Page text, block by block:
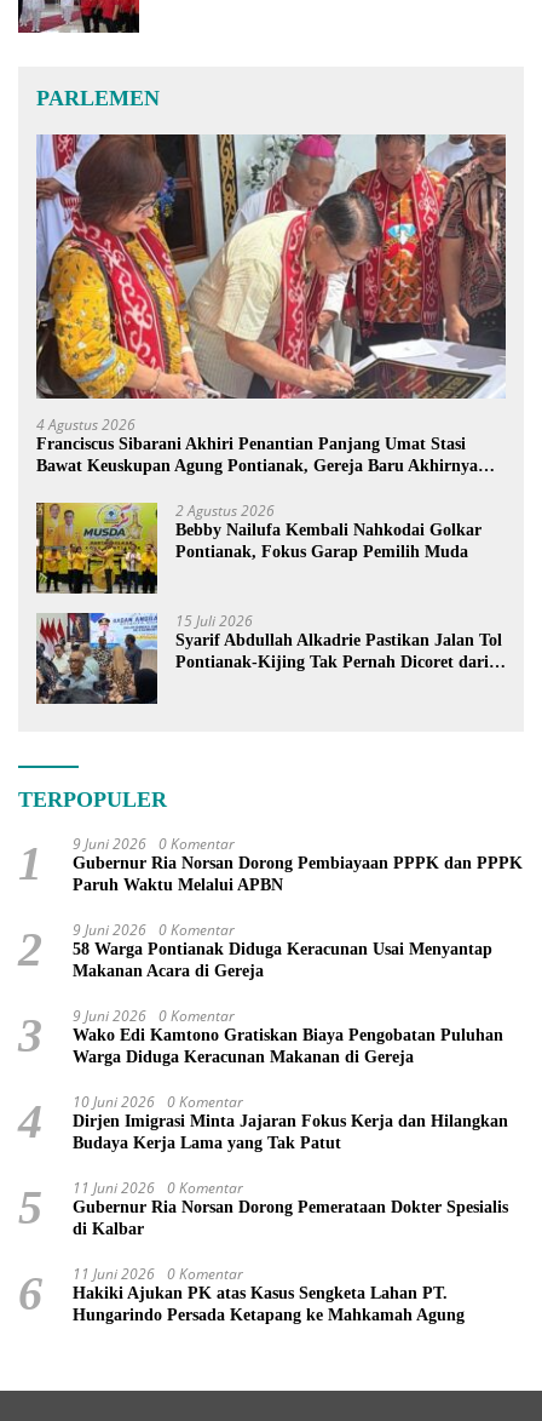
PARLEMEN
4 Agustus 2026
Franciscus Sibarani Akhiri Penantian Panjang Umat Stasi
Bawat Keuskupan Agung Pontianak, Gereja Baru Akhirnya
2 Agustus 2026
Bebby Nailufa Kembali Nahkodai Golkar
Pontianak, Fokus Garap Pemilih Muda
15 Juli 2026
Syarif Abdullah Alkadrie Pastikan Jalan Tol
Pontianak-Kijing Tak Pernah Dicoret dari
TERPOPULER
1 9 Juni 2026 0 Komentar
Gubernur Ria Norsan Dorong Pembiayaan PPPK dan PPPK
Paruh Waktu Melalui APBN
2 9 Juni 2026 0 Komentar
58 Warga Pontianak Diduga Keracunan Usai Menyantap
Makanan Acara di Gereja
3 9 Juni 2026 0 Komentar
Wako Edi Kamtono Gratiskan Biaya Pengobatan Puluhan
Warga Diduga Keracunan Makanan di Gereja
4 10 Juni 2026 0 Komentar
Dirjen Imigrasi Minta Jajaran Fokus Kerja dan Hilangkan
Budaya Kerja Lama yang Tak Patut
5 11 Juni 2026 0 Komentar
Gubernur Ria Norsan Dorong Pemerataan Dokter Spesialis
di Kalbar
6 11 Juni 2026 0 Komentar
Hakiki Ajukan PK atas Kasus Sengketa Lahan PT.
Hungarindo Persada Ketapang ke Mahkamah Agung